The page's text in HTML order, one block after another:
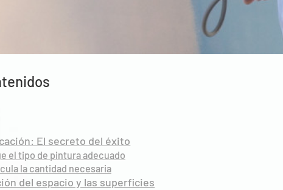
El secreto del éxito
el tipo de pintura adecuado
la cantidad necesaria
del espacio y las superficies